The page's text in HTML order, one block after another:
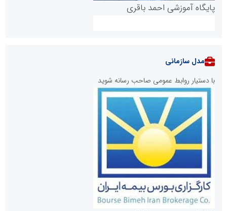
پایگاه آموزشی احمد باقری
روابط عمومی خبرگزاری گزارش خبر
مدل سازمانی
با دستیار روابط عمومی صاحب رسانه شوید